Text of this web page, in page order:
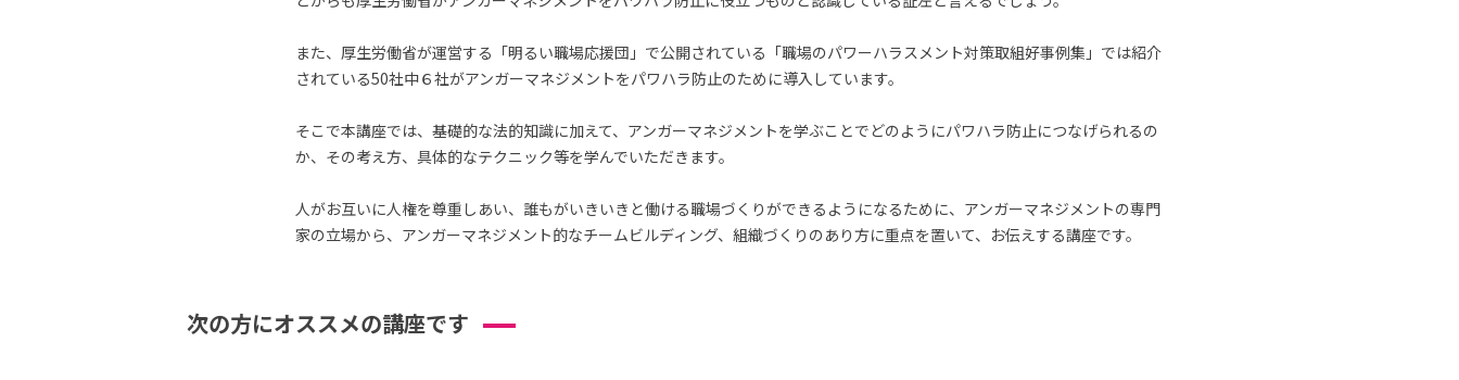
また、厚生労働省が運営する「明るい職場応援団」で公開されている「職場のパワーハラスメント対策取組好事例集」では紹介
されている50社中６社がアンガーマネジメントをパワハラ防止のために導入しています。
そこで本講座では、基礎的な法的知識に加えて、アンガーマネジメントを学ぶことでどのようにパワハラ防止につなげられるの
か、その考え方、具体的なテクニック等を学んでいただきます。
人がお互いに人権を尊重しあい、誰もがいきいきと働ける職場づくりができるようになるために、アンガーマネジメントの専門
家の立場から、アンガーマネジメント的なチームビルディング、組織づくりのあり方に重点を置いて、お伝えする講座です。
次の方にオススメの講座です